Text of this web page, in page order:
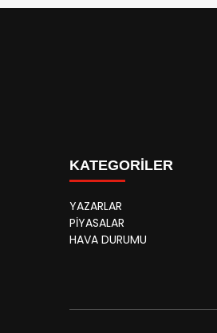
KATEGORİLER
YAZARLAR
PİYASALAR
HAVA DURUMU